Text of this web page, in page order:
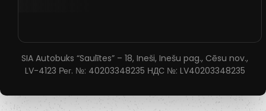
SIA Autobuks “Saulītes” – 18, Ineši, Inešu pag., Cēsu nov.,
LV-4123 Рег. №: 40203348235 НДС №: LV40203348235